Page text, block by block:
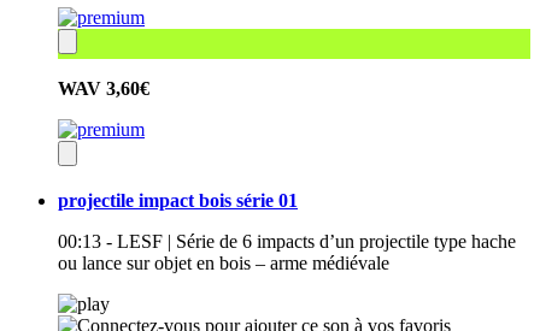
WAV 3,60€
projectile impact bois série 01
00:13 - LESF | Série de 6 impacts d’un projectile type hache
ou lance sur objet en bois – arme médiévale